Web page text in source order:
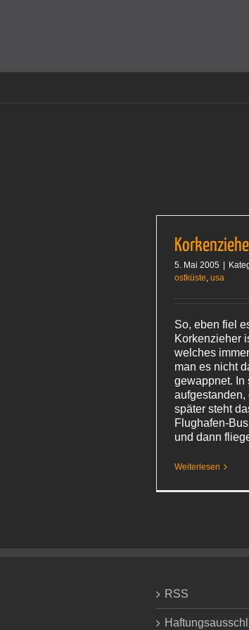
5. Mai 2005
ostküste, usa
So, eben fiel
Korkenzieher
welches
man es nicht
gewappnet. In
später steht
Flughafen-
und dann
Weiterlesen
RSS
Cookies helfen auf auf dieser Seite bei